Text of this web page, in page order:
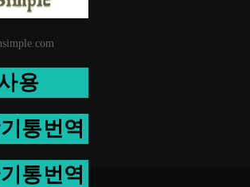
용
통번역
통번역